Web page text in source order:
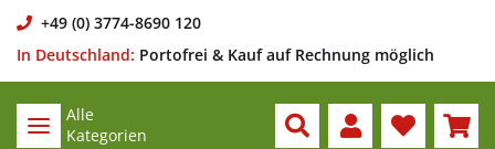
+49 (0) 3774-8690 120
In Deutschland: Portofrei & Kauf auf Rechnung möglich
Alle
Kategorien